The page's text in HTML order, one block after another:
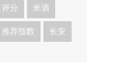
评分 米酒
推荐指数 长安